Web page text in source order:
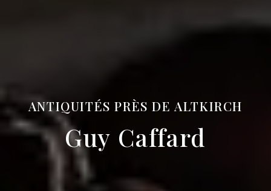
ANTIQUITÉS PRÈS DE ALTKIRCH
Guy Caffard